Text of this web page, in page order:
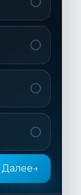
Далее→